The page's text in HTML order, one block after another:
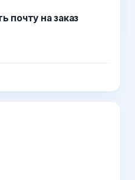
почту на заказ